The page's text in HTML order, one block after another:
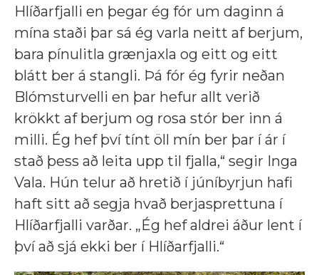
Hlíðarfjalli en þegar ég fór um daginn á
mína staði þar sá ég varla neitt af berjum,
bara pínulitla grænjaxla og eitt og eitt
blátt ber á stangli. Þá fór ég fyrir neðan
Blómsturvelli en þar hefur allt verið
krökkt af berjum og rosa stór ber inn á
milli. Ég hef því tínt öll mín ber þar í ár í
stað þess að leita upp til fjalla,“ segir Inga
Vala. Hún telur að hretið í júníbyrjun hafi
haft sitt að segja hvað berjasprettuna í
Hlíðarfjalli varðar. „Ég hef aldrei áður lent í
því að sjá ekki ber í Hlíðarfjalli.“